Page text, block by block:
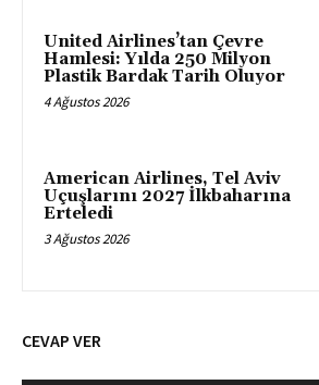
United Airlines’tan Çevre
Hamlesi: Yılda 250 Milyon
Plastik Bardak Tarih Oluyor
4 Ağustos 2026
American Airlines, Tel Aviv
Uçuşlarını 2027 İlkbaharına
Erteledi
3 Ağustos 2026
CEVAP VER